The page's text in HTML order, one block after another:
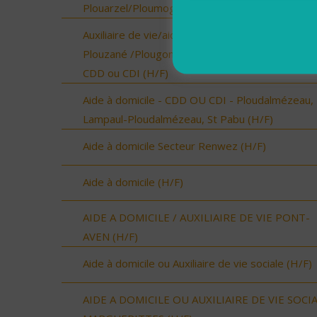
Plouarzel/Ploumoguer (H/F)
Auxiliaire de vie/aide à domicile - Locmaria-
Plouzané /Plougonvelin/Le Conquet/Trébabu -
CDD ou CDI (H/F)
Aide à domicile - CDD OU CDI - Ploudalmézeau,
Lampaul-Ploudalmézeau, St Pabu (H/F)
Aide à domicile Secteur Renwez (H/F)
Aide à domicile (H/F)
AIDE A DOMICILE / AUXILIAIRE DE VIE PONT-
AVEN (H/F)
Aide à domicile ou Auxiliaire de vie sociale (H/F)
AIDE A DOMICILE OU AUXILIAIRE DE VIE